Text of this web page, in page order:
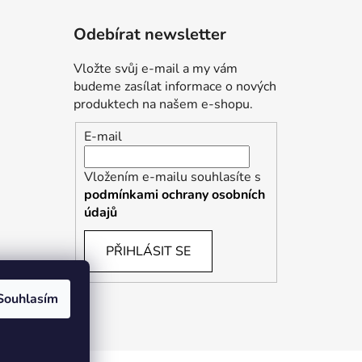
Odebírat newsletter
Vložte svůj e-mail a my vám
budeme zasílat informace o nových
produktech na našem e-shopu.
E-mail
Vložením e-mailu souhlasíte s
podmínkami ochrany osobních
údajů
PŘIHLÁSIT SE